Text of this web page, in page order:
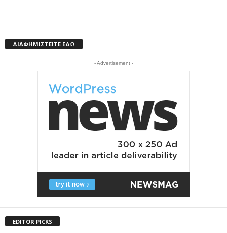
ΔΙΑΦΗΜΙΣΤΕΙΤΕ ΕΔΩ
- Advertisement -
EDITOR PICKS